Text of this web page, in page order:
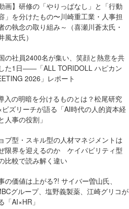
動画】研修の「やりっぱなし」と「行動
」を分けたもの〜川崎重工業・人事担
の執念の取り組み～（喜瀬川蒼太氏・
風太氏）
の社員2400名が集い、笑顔と熱意を共
た1日――「ALL TORIDOLL ハピカン
2026」レポート
入の明暗を分けるものとは？松尾研究
ビズリーチが語る「AI時代の人的資本経
人事の役割」
ブ型・スキル型の人材マネジメントは
限界を迎えるのか ケイパビリティ型
比較で読み解く違い
の価値は上がる?! サイバー曽山氏、
グループ、塩野義製薬、江崎グリコが
「AI×HR」